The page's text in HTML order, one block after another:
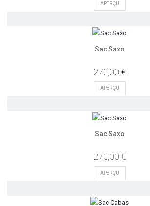
APERÇU
Sac Saxo
270,00 €
APERÇU
Sac Saxo
270,00 €
APERÇU